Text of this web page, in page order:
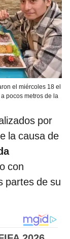
el miércoles 18 el
pocos metros de la
por
la causa de
con
partes de su